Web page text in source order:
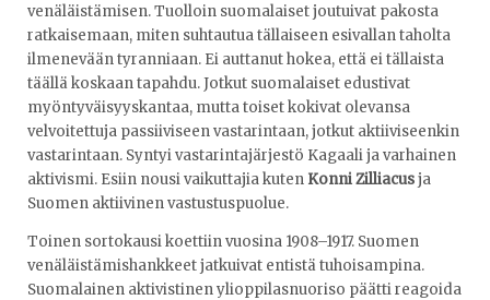
venäläistämisen. Tuolloin suomalaiset joutuivat pakosta
ratkaisemaan, miten suhtautua tällaiseen esivallan taholta
ilmenevään tyranniaan. Ei auttanut hokea, että ei tällaista
täällä koskaan tapahdu. Jotkut suomalaiset edustivat
myöntyväisyyskantaa, mutta toiset kokivat olevansa
velvoitettuja passiiviseen vastarintaan, jotkut aktiiviseenkin
vastarintaan. Syntyi vastarintajärjestö Kagaali ja varhainen
aktivismi. Esiin nousi vaikuttajia kuten Konni Zilliacusja
Suomen aktiivinen vastustuspuolue.
Toinen sortokausi koettiin vuosina 1908–1917. Suomen
venäläistämishankkeet jatkuivat entistä tuhoisampina.
Suomalainen aktivistinen ylioppilasnuoriso päätti reagoida